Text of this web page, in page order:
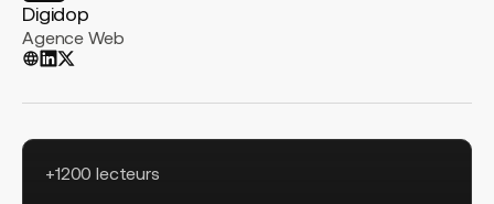
Digidop
Agence Web
+1200 lecteurs